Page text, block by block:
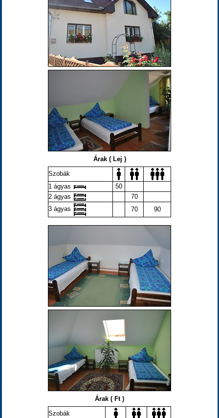
Árak ( Lej )
Szobák
1 ágyas
50
2 ágyas
70
3 ágyas
70 90
Árak ( Ft )
Szobák